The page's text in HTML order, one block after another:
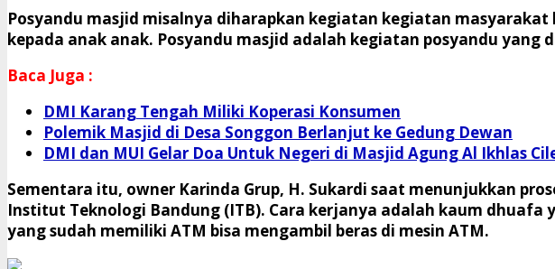
Posyandu masjid misalnya diharapkan kegiatan kegiatan
kepada anak anak. Posyandu masjid adalah kegiatan posyandu
Baca Juga :
DMI Karang Tengah Miliki Koperasi Konsumen
Polemik Masjid di Desa Songgon Berlanjut ke Gedung Dewan
DMI dan MUI Gelar Doa Untuk Negeri di Masjid Agung Al Ikhlas
Sementara itu, owner Karinda Grup, H. Sukardi saat menunjukkan
Institut Teknologi Bandung (ITB). Cara kerjanya adalah kaum
yang sudah memiliki ATM bisa mengambil beras di mesin ATM.